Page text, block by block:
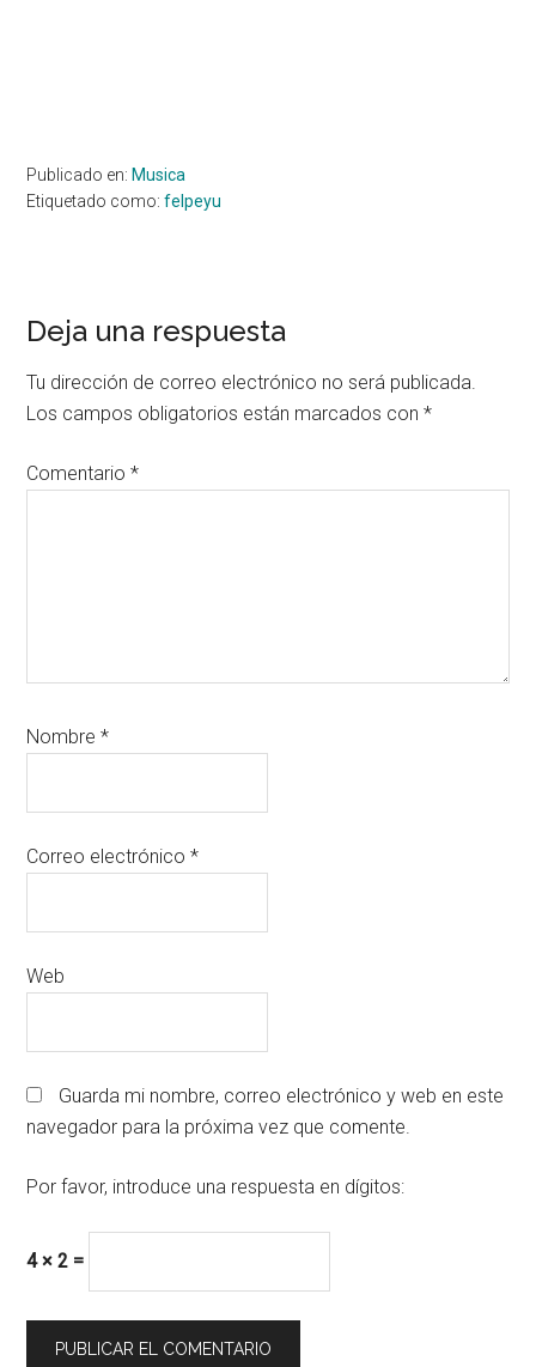
Publicado en: Musica
Etiquetado como:felpeyu
Interacciones
con
los
lectores
Deja una respuesta
Tu dirección de correo electrónico no será publicada.
Los campos obligatorios están marcados con*
Comentario*
Nombre*
Correo electrónico*
Web
Guarda mi nombre, correo electrónico y web en este
navegador para la próxima vez que comente.
Por favor, introduce una respuesta en dígitos:
4 × 2 =